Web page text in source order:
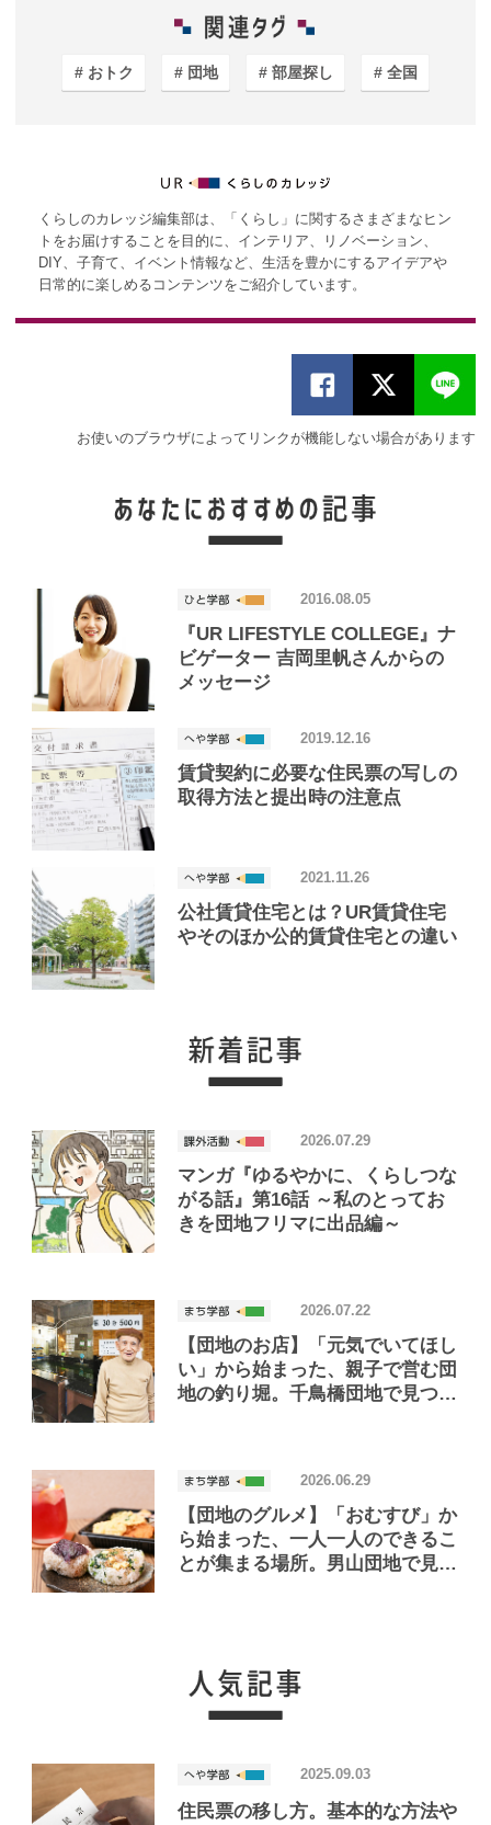
おトク 団地 部屋探し 全国
くらしのカレッジ編集部は、「くらし」に関するさまざまなヒン
トをお届けすることを目的に、インテリア、リノベーション、
DIY、子育て、イベント情報など、生活を豊かにするアイデアや
日常的に楽しめるコンテンツをご紹介しています。
お使いのブラウザによってリンクが機能しない場合があります
『UR LIFESTYLE COLLEGE』ナ
ビゲーター 吉岡里帆さんからの
メッセージ
2016.08.05
賃貸契約に必要な住民票の写しの
取得方法と提出時の注意点
2019.12.16
公社賃貸住宅とは？UR賃貸住宅
やそのほか公的賃貸住宅との違い
2021.11.26
マンガ『ゆるやかに、くらしつな
がる話』第16話 ～私のとってお
きを団地フリマに出品編～
2026.07.29
【団地のお店】「元気でいてほし
い」から始まった、親子で営む団
地の釣り堀。千鳥橋団地で見つけ
2026.07.22
【団地のグルメ】「おむすび」か
ら始まった、一人一人のできるこ
とが集まる場所。男山団地で見つ
2026.06.29
住民票の移し方。基本的な方法や
2025.09.03